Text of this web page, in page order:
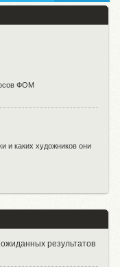
ФОМ
и каких художников они
результатов